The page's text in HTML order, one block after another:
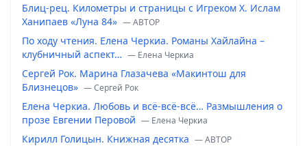
Блиц-рец. Километры и страницы с Игреком Х. Ислам
Ханипаев «Луна 84» — ABTOP
По ходу чтения. Елена Черкиа. Романы Хайлайна –
клубничный аспект… — Елена Черкиа
Сергей Рок. Марина Глазачева «Макинтош для
Близнецов» — Сергей Рок
Елена Черкиа. Любовь и всё-всё-всё… Размышления о
прозе Евгении Перовой — Елена Черкиа
Кирилл Голицын. Книжная десятка — ABTOP